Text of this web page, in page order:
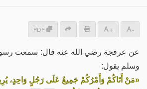
PDF + -
عن عرفجة رضي الله عنه قال: سمعت رسول
وسلم يقول:
«مَنْ أَتَاكُمْ وَأَمْرُكُمْ جَمِيعٌ عَلَى رَجُلٍ وَاحِدٍ،